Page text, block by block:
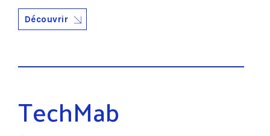
Découvrir
TechMab